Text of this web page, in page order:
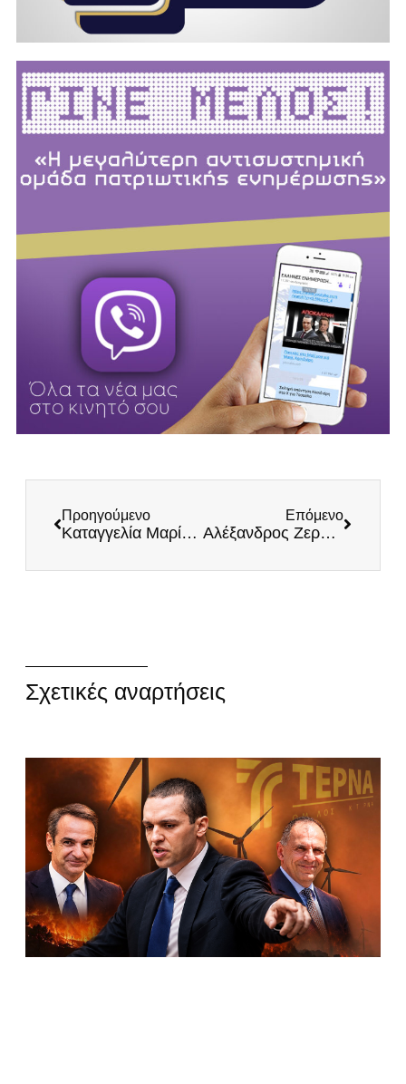
Προηγούμενο
Καταγγελία Μαρίας Μπίλλη: Να λογοδοτήσουν οι Δήμοι Λαρισαίων και Τρικκαίων για την μαριονέτα Αμάλ
Επόμενο
Αλέξανδρος Ζερβέας στο zougla.gr: «Το καθεστώς Μητσοτάκη περιορίζει τις συνταγματικές ελευθερίες μας»
Σχετικές αναρτήσεις